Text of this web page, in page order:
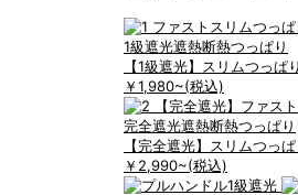
1級遮光遮熱断熱つっぱり
【1級遮光】スリムつっぱ
￥1,980~(税込)
完全遮光遮熱断熱つっぱり
【完全遮光】スリムつっ
￥2,990~(税込)